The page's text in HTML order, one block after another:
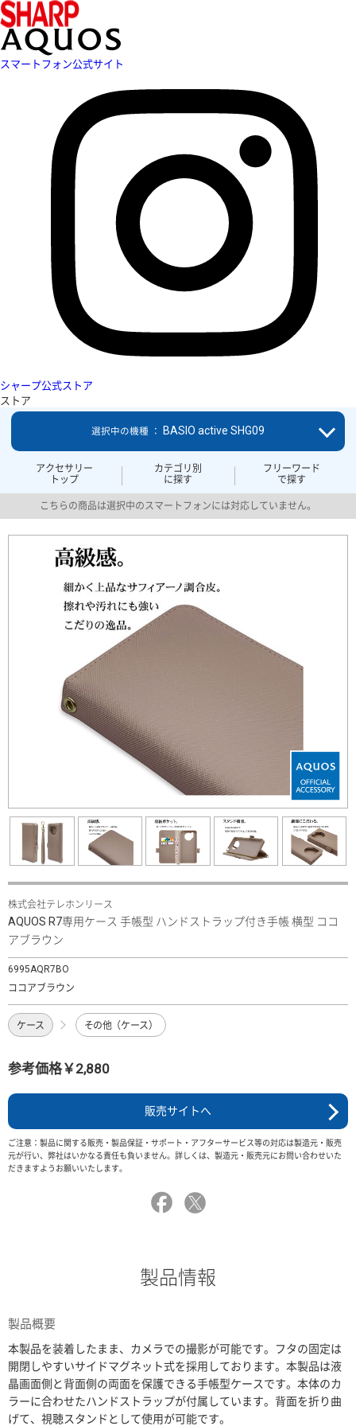
スマートフォン公式サイト
シャープ公式ストア
ストア
アクセサリー
トップ
カテゴリ別
に探す
フリーワード
で探す
選択中の機種 ： BASIO active SHG09
こちらの商品は選択中のスマートフォンには対応していません。
株式会社テレホンリース
AQUOS R7専用ケース 手帳型 ハンドストラップ付き手帳 横型 ココ
アブラウン
6995AQR7BO
ココアブラウン
ケース その他（ケース）
参考価格￥2,880
販売サイトへ
ご注意：製品に関する販売・製品保証・サポート・アフターサービス等の対応は製造元・販売
元が行い、弊社はいかなる責任も負いません。詳しくは、製造元・販売元にお問い合わせいた
だきますようお願いいたします。
製品情報
製品概要
本製品を装着したまま、カメラでの撮影が可能です。フタの固定は
開閉しやすいサイドマグネット式を採用しております。本製品は液
晶画面側と背面側の両面を保護できる手帳型ケースです。本体のカ
ラーに合わせたハンドストラップが付属しています。背面を折り曲
げて、視聴スタンドとして使用が可能です。